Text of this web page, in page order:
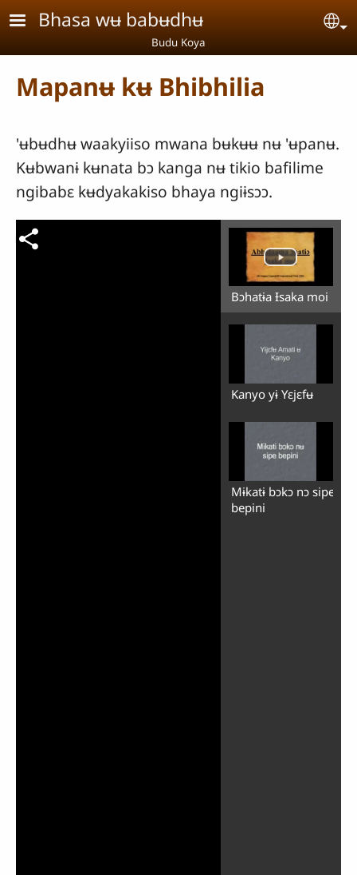
Aller au contenu principal
Bhasa wʉ babʉdhʉ
Budu Koya
Mapanʉ kʉ Bhibhilia
'ʉbʉdhʉ waakyiiso mwana bʉkʉʉ nʉ 'ʉpanʉ.
Kʉbwanɨ kʉnata bɔ kanga nʉ tikio bafilime
ngibabɛ kʉdyakakiso bhaya ngiɨsɔɔ.
Bɔhatɨa Ɨsaka moi
Kanyo yɨ Yɛjɛfʉ
Mɨkatɨ bɔkɔ nɔ sipe
bepini